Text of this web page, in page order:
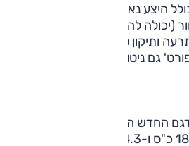
היצע נאה של מערכות עכשוויות:
(יכולה להפריע לעיתים בשטח);
ותיקון סטייה (ניתן לנתק כל אחד
גם ניטור שטחים מתים.
החדש הוא ציודו במנוע בוקסר